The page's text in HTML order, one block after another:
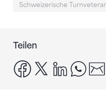
Schweizerische
Teilen
facebook
x linkedin